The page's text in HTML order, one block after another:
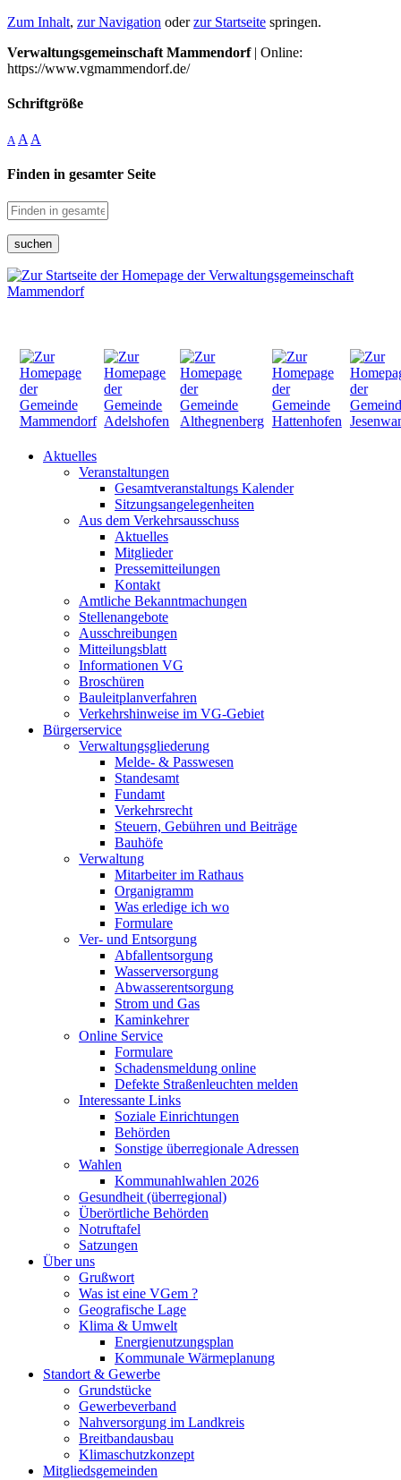
Zum Inhalt, zur Navigation oderzur Startseite springen.
Verwaltungsgemeinschaft Mammendorf| Online:
https://www.vgmammendorf.de/
Schriftgröße
A A A
Finden in gesamter Seite
suchen
Aktuelles
Veranstaltungen
Gesamtveranstaltungs Kalender
Sitzungsangelegenheiten
Aus dem Verkehrsausschuss
Aktuelles
Mitglieder
Pressemitteilungen
Kontakt
Amtliche Bekanntmachungen
Stellenangebote
Ausschreibungen
Mitteilungsblatt
Informationen VG
Broschüren
Bauleitplanverfahren
Verkehrshinweise im VG-Gebiet
Bürgerservice
Verwaltungsgliederung
Melde- & Passwesen
Standesamt
Fundamt
Verkehrsrecht
Steuern, Gebühren und Beiträge
Bauhöfe
Verwaltung
Mitarbeiter im Rathaus
Organigramm
Was erledige ich wo
Formulare
Ver- und Entsorgung
Abfallentsorgung
Wasserversorgung
Abwasserentsorgung
Strom und Gas
Kaminkehrer
Online Service
Formulare
Schadensmeldung online
Defekte Straßenleuchten melden
Interessante Links
Soziale Einrichtungen
Behörden
Sonstige überregionale Adressen
Wahlen
Kommunahlwahlen 2026
Gesundheit (überregional)
Überörtliche Behörden
Notruftafel
Satzungen
Über uns
Grußwort
Was ist eine VGem ?
Geografische Lage
Klima & Umwelt
Energienutzungsplan
Kommunale Wärmeplanung
Standort & Gewerbe
Grundstücke
Gewerbeverband
Nahversorgung im Landkreis
Breitbandausbau
Klimaschutzkonzept
Mitgliedsgemeinden